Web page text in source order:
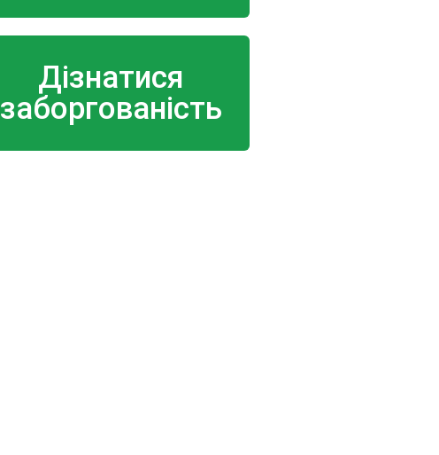
Дізнатися
заборгованість